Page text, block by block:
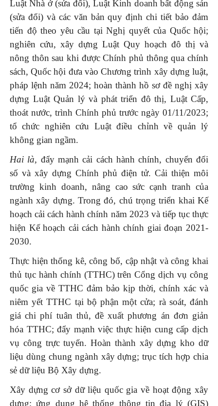
Luật Nhà ở (sửa đổi), Luật Kinh doanh bất động sản
(sửa đổi) và các văn bản quy định chi tiết bảo đảm
tiến độ theo yêu cầu tại Nghị quyết của Quốc hội;
nghiên cứu, xây dựng Luật Quy hoạch đô thị và
nông thôn sau khi được Chính phủ thông qua chính
sách, Quốc hội đưa vào Chương trình xây dựng luật,
pháp lệnh năm 2024; hoàn thành hồ sơ đề nghị xây
dựng Luật Quản lý và phát triển đô thị, Luật Cấp,
thoát nước, trình Chính phủ trước ngày 01/11/2023;
tổ chức nghiên cứu Luật điều chỉnh về quản lý
không gian ngầm.
Hai là, đẩy mạnh cải cách hành chính, chuyển đổi
số và xây dựng Chính phủ điện tử. Cải thiện môi
trường kinh doanh, nâng cao sức cạnh tranh của
ngành xây dựng. Trong đó, chú trọng triển khai Kế
hoạch cải cách hành chính năm 2023 và tiếp tục thực
hiện Kế hoạch cải cách hành chính giai đoạn 2021-
2030.
Thực hiện thống kê, công bố, cập nhật và công khai
thủ tục hành chính (TTHC) trên Cổng dịch vụ công
quốc gia về TTHC đảm bảo kịp thời, chính xác và
niêm yết TTHC tại bộ phận một cửa; rà soát, đánh
giá chi phí tuân thủ, đề xuất phương án đơn giản
hóa TTHC; đẩy mạnh việc thực hiện cung cấp dịch
vụ công trực tuyến. Hoàn thành xây dựng kho dữ
liệu dùng chung ngành xây dựng; trục tích hợp chia
sẻ dữ liệu Bộ Xây dựng.
Xây dựng cơ sở dữ liệu quốc gia về hoạt động xây
dựng; ứng dụng hệ thống thông tin địa lý (GIS)